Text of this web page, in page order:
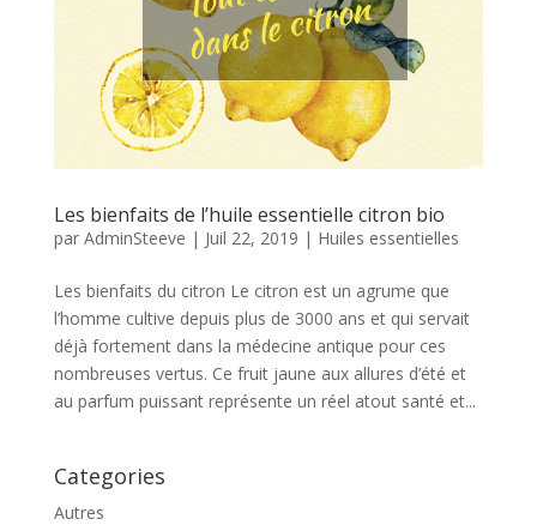
Les bienfaits de l’huile essentielle citron bio
par AdminSteeve | Juil 22, 2019 | Huiles essentielles
Les bienfaits du citron Le citron est un agrume que
l’homme cultive depuis plus de 3000 ans et qui servait
déjà fortement dans la médecine antique pour ces
nombreuses vertus. Ce fruit jaune aux allures d’été et
au parfum puissant représente un réel atout santé et...
Categories
Autres